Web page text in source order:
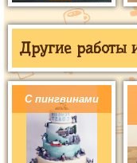
Другие работы
С пингвинами